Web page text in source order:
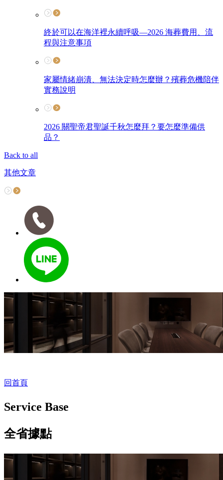
終於可以在海洋裡永續呼吸—2026 海葬費用、流
程與注意事項
家屬情緒崩潰、無法決定時怎麼辦？殯葬危機陪伴
實務說明
2026 關聖帝君聖誕千秋怎麼拜？要怎麼準備供
品？
Back to all
其他文章
回首頁
Service Base
全省據點